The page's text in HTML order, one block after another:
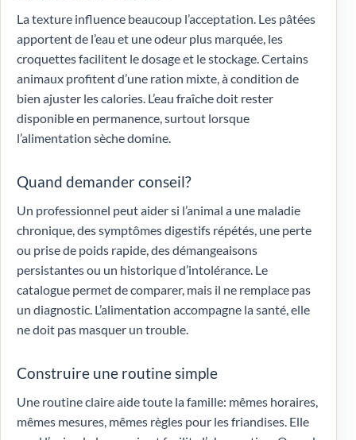
La texture influence beaucoup l’acceptation. Les pâtées
apportent de l’eau et une odeur plus marquée, les
croquettes facilitent le dosage et le stockage. Certains
animaux profitent d’une ration mixte, à condition de
bien ajuster les calories. L’eau fraîche doit rester
disponible en permanence, surtout lorsque
l’alimentation sèche domine.
Quand demander conseil?
Un professionnel peut aider si l’animal a une maladie
chronique, des symptômes digestifs répétés, une perte
ou prise de poids rapide, des démangeaisons
persistantes ou un historique d’intolérance. Le
catalogue permet de comparer, mais il ne remplace pas
un diagnostic. L’alimentation accompagne la santé, elle
ne doit pas masquer un trouble.
Construire une routine simple
Une routine claire aide toute la famille: mêmes horaires,
mêmes mesures, mêmes règles pour les friandises. Elle